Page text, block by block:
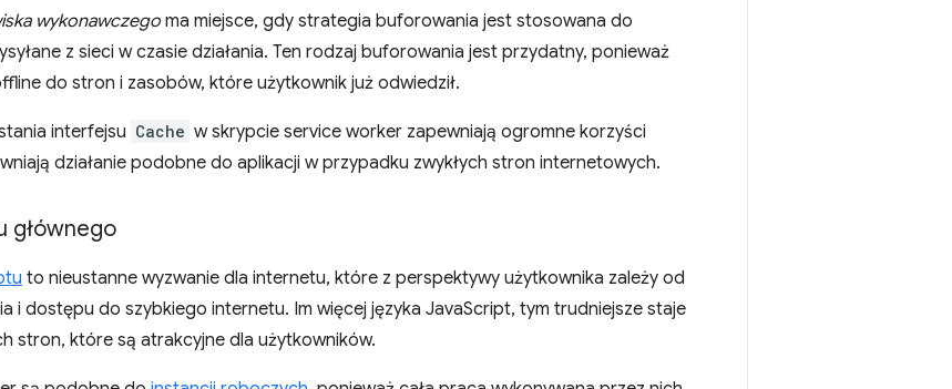
wykonawczego ma miejsce, gdy strategia buforowania jest stosowana do
z sieci w czasie działania. Ten rodzaj buforowania jest przydatny, ponieważ
do stron i zasobów, które użytkownik już odwiedził.
interfejsu Cache w skrypcie service worker zapewniają ogromne korzyści
działanie podobne do aplikacji w przypadku zwykłych stron internetowych.
głównego
to nieustanne wyzwanie dla internetu, które z perspektywy użytkownika zależy od
i dostępu do szybkiego internetu. Im więcej języka JavaScript, tym trudniejsze staje
stron, które są atrakcyjne dla użytkowników.